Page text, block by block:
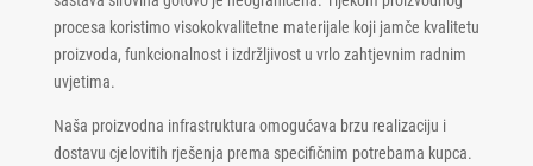
procesa koristimo visokokvalitetne materijale koji jamče kvalitetu
proizvoda, funkcionalnost i izdržljivost u vrlo zahtjevnim radnim
uvjetima.
Naša proizvodna infrastruktura omogućava brzu realizaciju i
dostavu cjelovitih rješenja prema specifičnim potrebama kupca.